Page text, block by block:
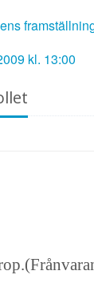
kl. 13:00